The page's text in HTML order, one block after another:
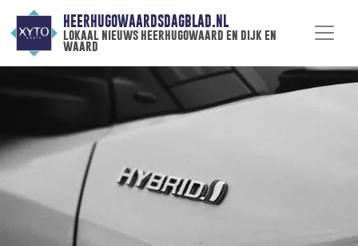
HEERHUGOWAARDSDAGBLAD.NL
lokaal nieuws heerhugowaard en dijk en
waard